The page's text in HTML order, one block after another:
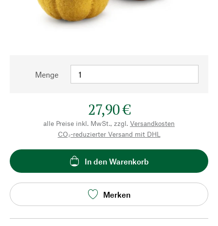
Menge
27,90 €
alle Preise inkl. MwSt., zzgl. Versandkosten
CO₂-reduzierter Versand mit DHL
In den Warenkorb
Merken